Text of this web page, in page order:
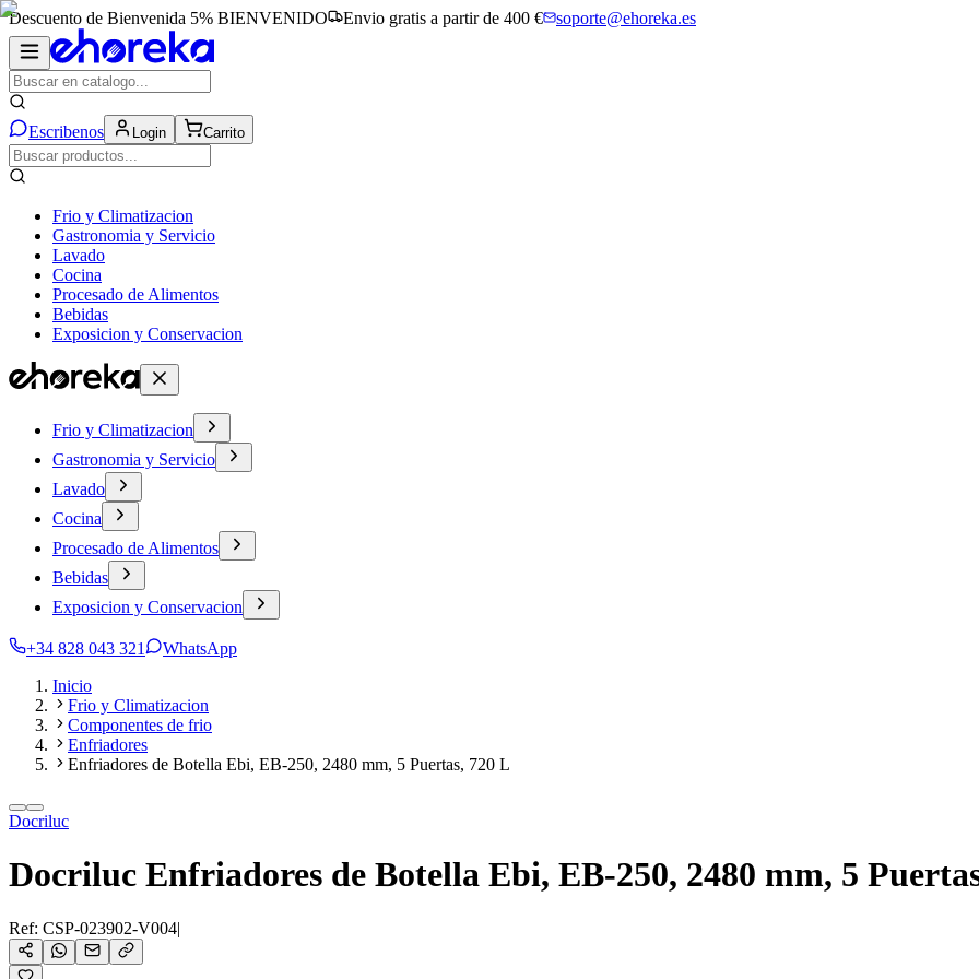
Descuento de Bienvenida 5% BIENVENIDO Envio gratis a partir de 400 € soporte@ehoreka.es
Escribenos Login Carrito
Frio y Climatizacion
Gastronomia y Servicio
Lavado
Cocina
Procesado de Alimentos
Bebidas
Exposicion y Conservacion
Frio y Climatizacion
Gastronomia y Servicio
Lavado
Cocina
Procesado de Alimentos
Bebidas
Exposicion y Conservacion
+34 828 043 321
WhatsApp
Inicio
Frio y Climatizacion
Componentes de frio
Enfriadores
Enfriadores de Botella Ebi, EB-250, 2480 mm, 5 Puertas, 720 L
Docriluc
Docriluc Enfriadores de Botella Ebi, EB-250, 2480 mm, 5
Ref: CSP-023902-V004|